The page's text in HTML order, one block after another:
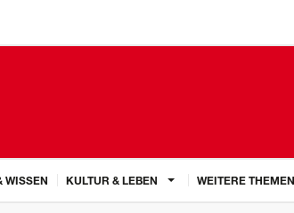
WISSEN KULTUR & LEBEN WEITERE THEMEN